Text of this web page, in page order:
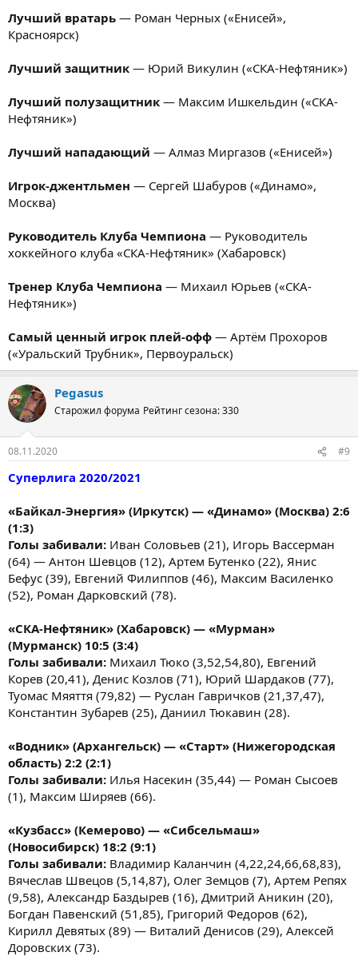
Лучший вратарь — Роман Черных («Енисей»,
Красноярск)
Лучший защитник — Юрий Викулин («СКА-Нефтяник»)
Лучший полузащитник — Максим Ишкельдин («СКА-
Нефтяник»)
Лучший нападающий — Алмаз Миргазов («Енисей»)
Игрок-джентльмен — Сергей Шабуров («Динамо»,
Москва)
Руководитель Клуба Чемпиона — Руководитель
хоккейного клуба «СКА-Нефтяник» (Хабаровск)
Тренер Клуба Чемпиона — Михаил Юрьев («СКА-
Нефтяник»)
Самый ценный игрок плей-офф — Артём Прохоров
(«Уральский Трубник», Первоуральск)
Pegasus
Старожил форума Рейтинг сезона: 330
08.11.2020 #9
Суперлига 2020/2021
«Байкал-Энергия» (Иркутск) — «Динамо» (Москва) 2:6
(1:3)
Голы забивали: Иван Соловьев (21), Игорь Вассерман
(64) — Антон Шевцов (12), Артем Бутенко (22), Янис
Бефус (39), Евгений Филиппов (46), Максим Василенко
(52), Роман Дарковский (78).
«СКА-Нефтяник» (Хабаровск) — «Мурман»
(Мурманск) 10:5 (3:4)
Голы забивали: Михаил Тюко (3,52,54,80), Евгений
Корев (20,41), Денис Козлов (71), Юрий Шардаков (77),
Туомас Мяяття (79,82) — Руслан Гавричков (21,37,47),
Константин Зубарев (25), Даниил Тюкавин (28).
«Водник» (Архангельск) — «Старт» (Нижегородская
область) 2:2 (2:1)
Голы забивали: Илья Насекин (35,44) — Роман Сысоев
(1), Максим Ширяев (66).
«Кузбасс» (Кемерово) — «Сибсельмаш»
(Новосибирск) 18:2 (9:1)
Голы забивали: Владимир Каланчин (4,22,24,66,68,83),
Вячеслав Швецов (5,14,87), Олег Земцов (7), Артем Репях
(9,58), Александр Баздырев (16), Дмитрий Аникин (20),
Богдан Павенский (51,85), Григорий Федоров (62),
Кирилл Девятых (89) — Виталий Денисов (29), Алексей
Доровских (73).